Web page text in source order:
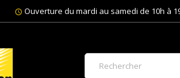
schedule Ouverture du mardi au samedi de 10h à